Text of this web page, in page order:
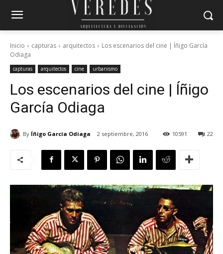
Inicio capturas arquitectos
Los escenarios del cine | Íñigo García
Odiaga
capturas arquitectos cine urbanismo
Los escenarios del cine | Íñigo
García Odiaga
By Íñigo García Odiaga 2 septiembre, 2016 22
10591